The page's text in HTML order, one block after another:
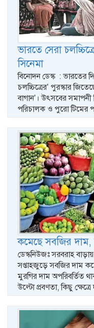
ভারতে সেরা
সিনেমা
বিনোদন ডেস্ক : ভারতের
চলচ্চিত্রের’ পুরস্কার
বাগান’। উৎসবের
পরিচালক ও পুরো টিমের
কমেছে সবজির দাম,
ডেস্কনিউজঃ সরবরাহ
সপ্তাহজুড়ে সবজির দাম
মুরগির দাম অপরিবর্তিত
উল্টো প্রবণতা, কিছু